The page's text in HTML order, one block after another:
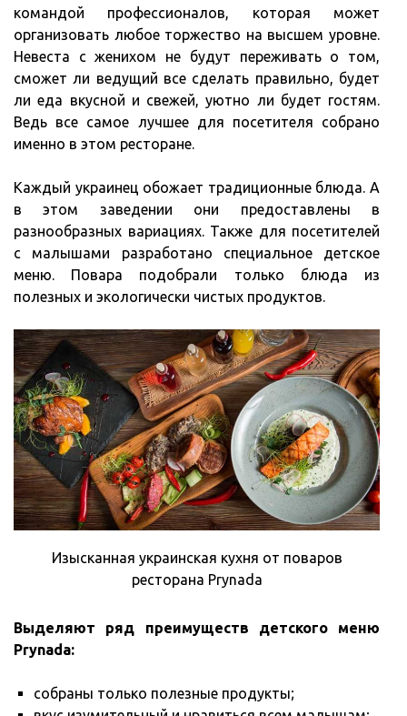
командой профессионалов, которая может
организовать любое торжество на высшем уровне.
Невеста с женихом не будут переживать о том,
сможет ли ведущий все сделать правильно, будет
ли еда вкусной и свежей, уютно ли будет гостям.
Ведь все самое лучшее для посетителя собрано
именно в этом ресторане.
Каждый украинец обожает традиционные блюда. А
в этом заведении они предоставлены в
разнообразных вариациях. Также для посетителей
с малышами разработано специальное детское
меню. Повара подобрали только блюда из
полезных и экологически чистых продуктов.
Изысканная украинская кухня от поваров
ресторана Prynada
Выделяют ряд преимуществ детского меню
Prynada:
собраны только полезные продукты;